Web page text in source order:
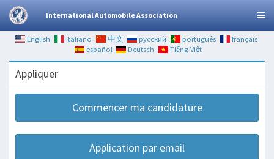
International Automobile Association
English italiano 中文 русский português
français
español
Deutsch Tiếng Việt
Appliquer
Commencer ma candidature
Application par email